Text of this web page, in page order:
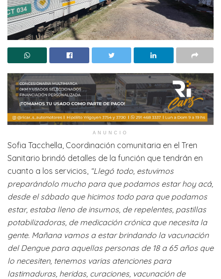
ANUNCIO
Sofia Tacchella, Coordinación comunitaria en el Tren
Sanitario brindó detalles de la función que tendrán en
cuanto a los servicios, “Llegó todo, estuvimos
preparándolo mucho para que podamos estar hoy acá,
desde el sábado que hicimos todo para que podamos
estar, estaba lleno de insumos, de repelentes, pastillas
potabilizadoras, de medicación crónica que necesita la
gente. Mañana vamos a estar brindando la vacunación
del Dengue para aquellas personas de 18 a 65 años que
lo necesiten, tenemos varias atenciones para
lastimaduras, heridas, curaciones, vacunación de